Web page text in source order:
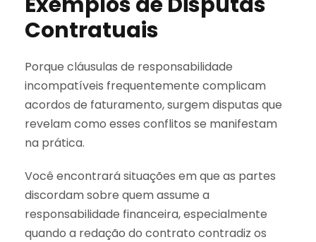
Contratuais
Porque cláusulas de responsabilidade
incompatíveis frequentemente complicam
acordos de faturamento, surgem disputas que
revelam como esses conflitos se manifestam
na prática.
Você encontrará situações em que as partes
discordam sobre quem assume a
responsabilidade financeira, especialmente
quando a redação do contrato contradiz os